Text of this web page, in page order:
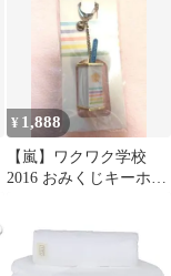
¥ 1,888
【嵐】ワクワク学校
2016 おみくじキーホル